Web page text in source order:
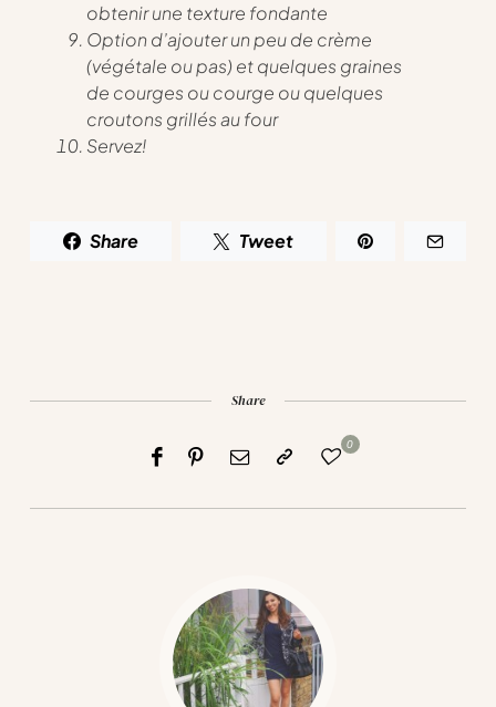
obtenir une texture fondante
Option d’ajouter un peu de crème
(végétale ou pas) et quelques graines
de courges ou courge ou quelques
croutons grillés au four
Servez!
Share Tweet
Share
0